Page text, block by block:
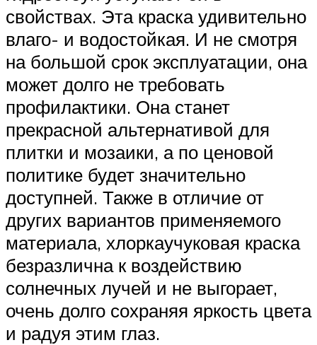
свойствах. Эта краска удивительно
влаго- и водостойкая. И не смотря
на большой срок эксплуатации, она
может долго не требовать
профилактики. Она станет
прекрасной альтернативой для
плитки и мозаики, а по ценовой
политике будет значительно
доступней. Также в отличие от
других вариантов применяемого
материала, хлоркаучуковая краска
безразлична к воздействию
солнечных лучей и не выгорает,
очень долго сохраняя яркость цвета
и радуя этим глаз.